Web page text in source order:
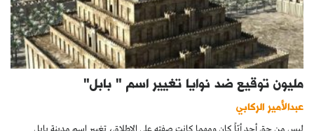
مليون توقيع ضد نوايا تغيير اسم " بابل"
عبدالأمير الركابي